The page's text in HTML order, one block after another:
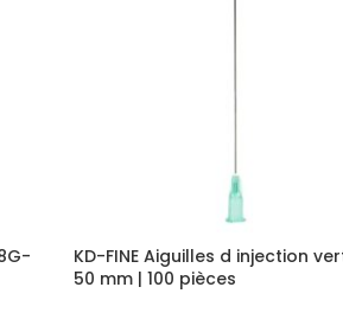
KD-FINE Aiguilles d injection
50 mm | 100 pièces